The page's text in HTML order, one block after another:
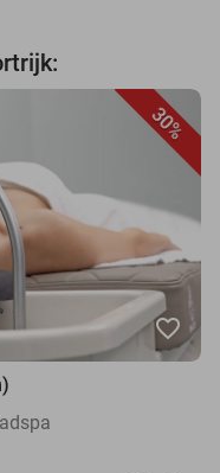
30%
favorite_border